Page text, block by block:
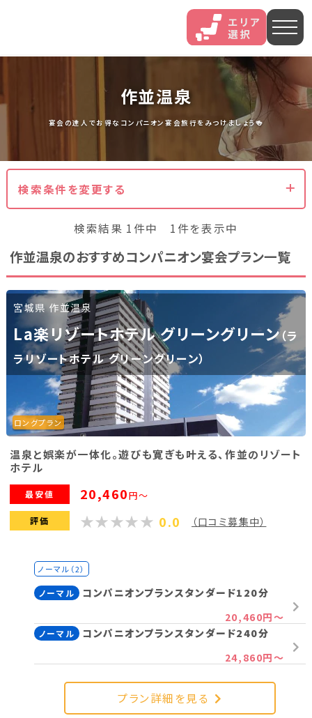
石和 伊香保 熱海
鬼怒川
いわき湯本 越後湯沢
あわら 菊池
北海道・東北
北海道(13) 岩手県(3)
福島県(26)
関東
栃木県(18) 群馬県(25)
茨城県(4)
埼玉県(1)
東京都(9)
千葉県(14)
神奈川県(14)
東海
三重県(9)
新潟県(13) 山梨県(19)
作並温泉
宴会の達人でお得なコンパニオン宴会旅行をみつけましょう🍻
検索条件を変更する
検索結果 1件中 1件を表示中
作並温泉のおすすめコンパニオン宴会プラン一覧
宮城県 作並温泉
La楽リゾートホテル グリーングリーン（ラ
ラリゾートホテル グリーングリーン）
ロングプラン
温泉と娯楽が一体化。遊びも寛ぎも叶える、作並のリゾート
ホテル
最安値 20,460円～
評価 0.0 （口コミ募集中）
ノーマル（2）
ノーマル
コンパニオンプランスタンダード120分
20,460円～
ノーマル
コンパニオンプランスタンダード240分
24,860円～
プラン詳細を見る